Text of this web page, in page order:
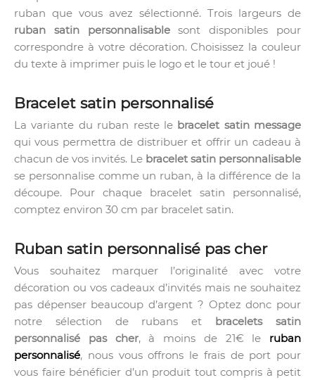
ruban que vous avez sélectionné. Trois largeurs de
ruban satin personnalisablesont disponibles pour
correspondre à votre décoration. Choisissez la couleur
du texte à imprimer puis le logo et le tour et joué !
Bracelet satin personnalisé
La variante du ruban reste le bracelet satin message
qui vous permettra de distribuer et offrir un cadeau à
chacun de vos invités. Le bracelet satin personnalisable
se personnalise comme un ruban, à la différence de la
découpe. Pour chaque bracelet satin personnalisé,
comptez environ 30 cm par bracelet satin.
Ruban satin personnalisé pas cher
Vous souhaitez marquer l’originalité avec votre
décoration ou vos cadeaux d’invités mais ne souhaitez
pas dépenser beaucoup d’argent ? Optez donc pour
notre sélection de rubans et bracelets satin
personnalisé pas cher, à moins de 21€ le ruban
personnalisé, nous vous offrons le frais de port pour
vous faire bénéficier d’un produit tout compris à petit